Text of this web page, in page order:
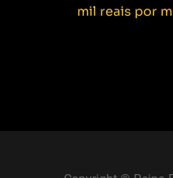
mil reais por